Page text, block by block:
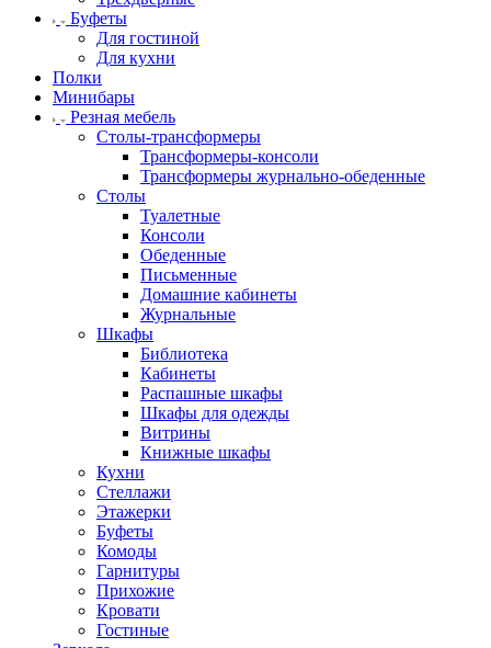
Буфеты
Для гостиной
Для кухни
Полки
Минибары
Резная мебель
Столы-трансформеры
Трансформеры-консоли
Трансформеры журнально-обеденные
Столы
Туалетные
Консоли
Обеденные
Письменные
Домашние кабинеты
Журнальные
Шкафы
Библиотека
Кабинеты
Распашные шкафы
Шкафы для одежды
Витрины
Книжные шкафы
Кухни
Стеллажи
Этажерки
Буфеты
Комоды
Гарнитуры
Прихожие
Кровати
Гостиные